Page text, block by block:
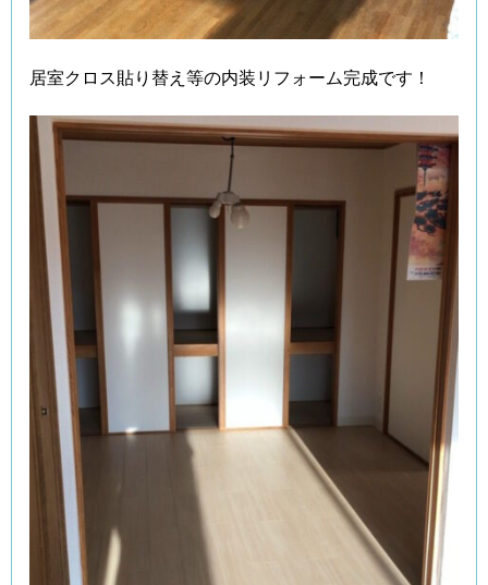
居室クロス貼り替え等の内装リフォーム完成です！